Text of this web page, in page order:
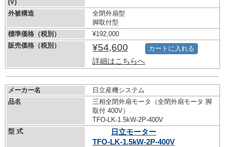
(V)
外被構造
全閉外扇型
脚取付型
標準価格（税別）
¥192,000
販売価格（税別）
¥54,600
詳細はこちらへ
カートに入れる
メーカー名
日立産機システム
品名
三相全閉外扇モータ（全閉外扇モータ 脚
取付 400V）
TFO-LK-1.5kW-2P-400V
型 式
日立モーター
TFO-LK-1.5kW-2P-400V